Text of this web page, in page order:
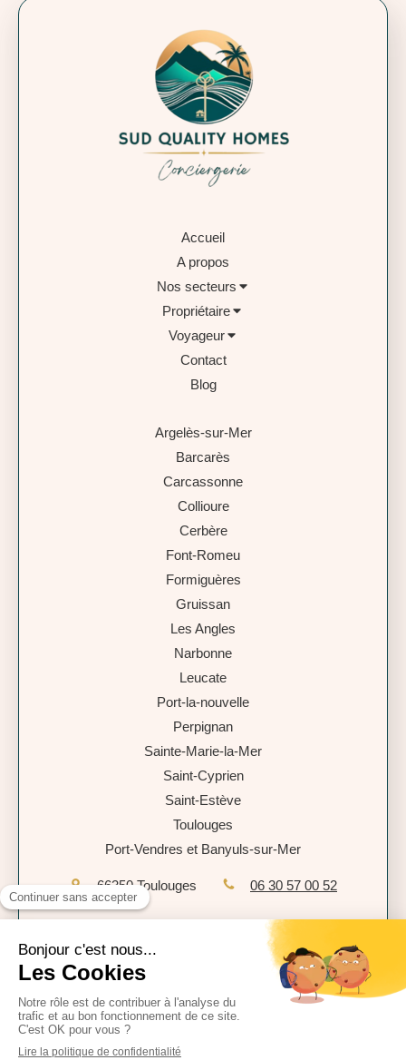
Accueil
A propos
Nos secteurs
Propriétaire
Voyageur
Contact
Blog
Argelès-sur-Mer
Barcarès
Carcassonne
Collioure
Cerbère
Font-Romeu
Formiguères
Gruissan
Les Angles
Narbonne
Leucate
Port-la-nouvelle
Perpignan
Sainte-Marie-la-Mer
Saint-Cyprien
Saint-Estève
Toulouges
Port-Vendres et Banyuls-sur-Mer
66350 Toulouges 06 30 57 00 52
Mentions légales
Politique de confidentialité
CGU